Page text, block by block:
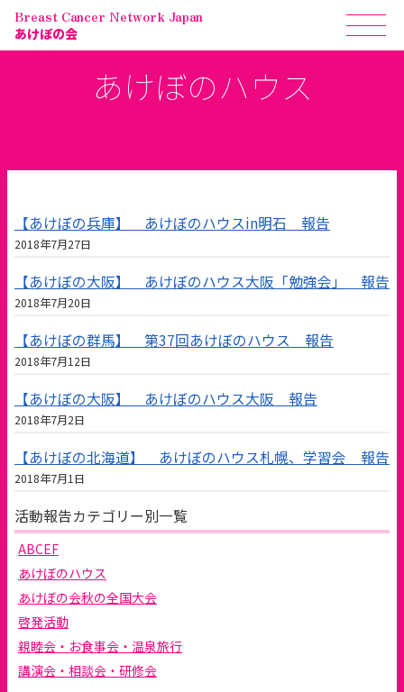
Breast Cancer Network Japan
あけぼの会
あけぼのハウス
【あけぼの兵庫】 あけぼのハウスin明石 報告
2018年7月27日
【あけぼの大阪】 あけぼのハウス大阪「勉強会」 報告
2018年7月20日
【あけぼの群馬】 第37回あけぼのハウス 報告
2018年7月12日
【あけぼの大阪】 あけぼのハウス大阪 報告
2018年7月2日
【あけぼの北海道】 あけぼのハウス札幌、学習会 報告
2018年7月1日
活動報告カテゴリー別一覧
ABCEF
あけぼのハウス
あけぼの会秋の全国大会
啓発活動
親睦会・お食事会・温泉旅行
講演会・相談会・研修会